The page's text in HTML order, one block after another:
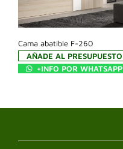
Cama abatible F-260
AÑADE AL PRESUPUESTO
+INFO POR WHATSAPP